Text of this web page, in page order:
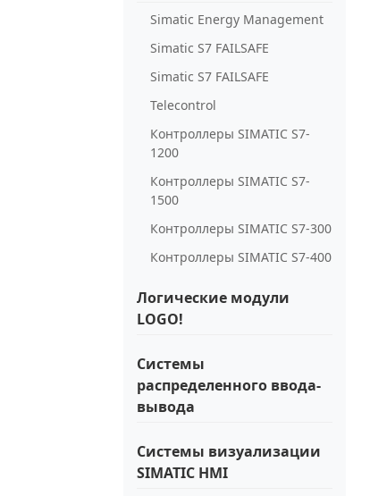
Simatic Energy Management
Simatic S7 FAILSAFE
Simatic S7 FAILSAFE
Telecontrol
Контроллеры SIMATIC S7-
1200
Контроллеры SIMATIC S7-
1500
Контроллеры SIMATIC S7-300
Контроллеры SIMATIC S7-400
Логические модули
LOGO!
Системы
распределенного ввода-
вывода
Системы визуализации
SIMATIC HMI